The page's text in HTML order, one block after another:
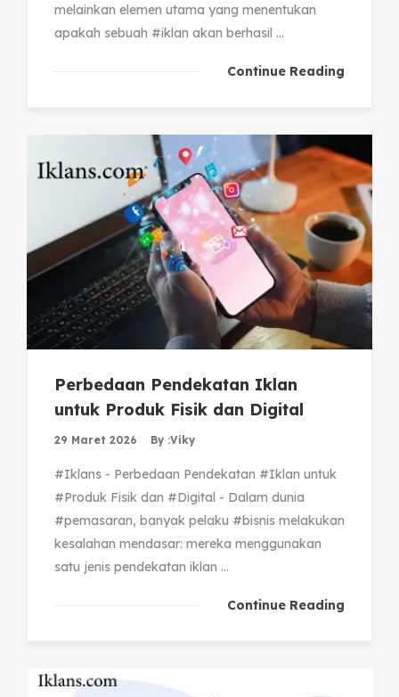
melainkan elemen utama yang menentukan
apakah sebuah #iklan akan berhasil ...
Continue Reading
Perbedaan Pendekatan Iklan
untuk Produk Fisik dan Digital
29 Maret 2026 By :Viky
#Iklans - Perbedaan Pendekatan #Iklan untuk
#Produk Fisik dan #Digital - Dalam dunia
#pemasaran, banyak pelaku #bisnis melakukan
kesalahan mendasar: mereka menggunakan
satu jenis pendekatan iklan ...
Continue Reading